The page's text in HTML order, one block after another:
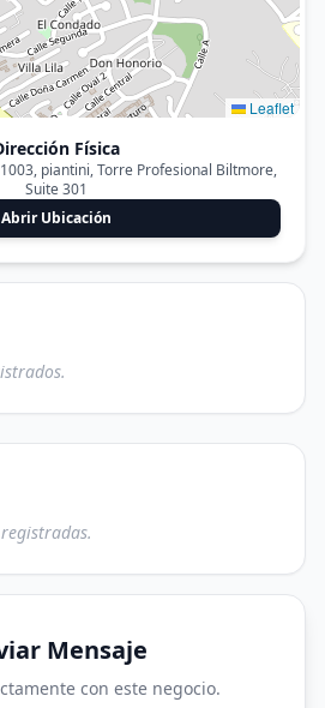
Leaflet
Física
piantini, Torre Profesional Biltmore,
Suite 301
Abrir Ubicación
Mensaje
con este negocio.